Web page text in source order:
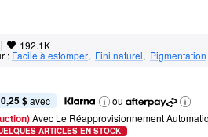
| 192.1K
: Facile à estomper, Fini naturel, Pigmentation
$ avec
ou
Avec Le Réapprovisionnement
ARTICLES EN STOCK